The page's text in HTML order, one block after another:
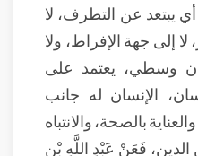
يبتعد عن التطرف، لا
لا إلى جهة الإفراط، ولا
وسطي، يعتمد على
الإنسان له جانب
بالصحة، والانتباه
فَعَنْ عَبْدِ اللَّهِ بْنِ